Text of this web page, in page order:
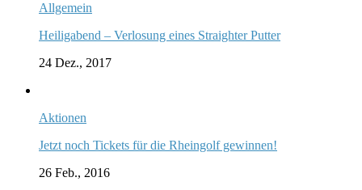
Allgemein
Heiligabend – Verlosung eines Straighter Putter
24 Dez., 2017
Aktionen
Jetzt noch Tickets für die Rheingolf gewinnen!
26 Feb., 2016